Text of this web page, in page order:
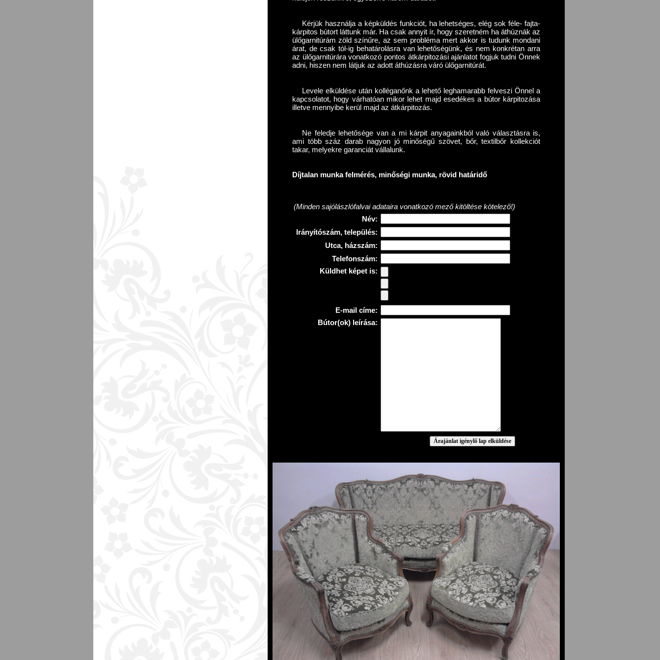
Kérjük használja a képküldés funkciót, ha lehetséges, elég sok féle- fajta-
kárpitos bútort láttunk már. Ha csak annyit ír, hogy szeretném ha áthúznák az
ülőgarnitúrám zöld színűre, az sem probléma mert akkor is tudunk mondani
árat, de csak tól-ig behatárolásra van lehetőségünk, és nem konkrétan arra
az ülőgarnitúrára vonatkozó pontos átkárpitozási ajánlatot fogjuk tudni Önnek
adni, hiszen nem látjuk az adott áthúzásra váró ülőgarnitúrát.
Levele elküldése után kolléganőnk a lehető leghamarabb felveszi Önnel a
kapcsolatot, hogy várhatóan mikor lehet majd esedékes a bútor kárpitozása
illetve mennyibe kerül majd az átkárpitozás.
Ne feledje lehetősége van a mi kárpit anyagainkból való választásra is,
ami több száz darab nagyon jó minőségű szövet, bőr, textilbőr kollekciót
takar, melyekre garanciát vállalunk.
Díjtalan munka felmérés, minőségi munka, rövid határidő
(Minden sajólászlófalvai adataira vonatkozó mező kitöltése kötelező!)
Név:
Irányítószám, település:
Utca, házszám:
Telefonszám:
Küldhet képet is:
E-mail címe:
Bútor(ok) leírása: